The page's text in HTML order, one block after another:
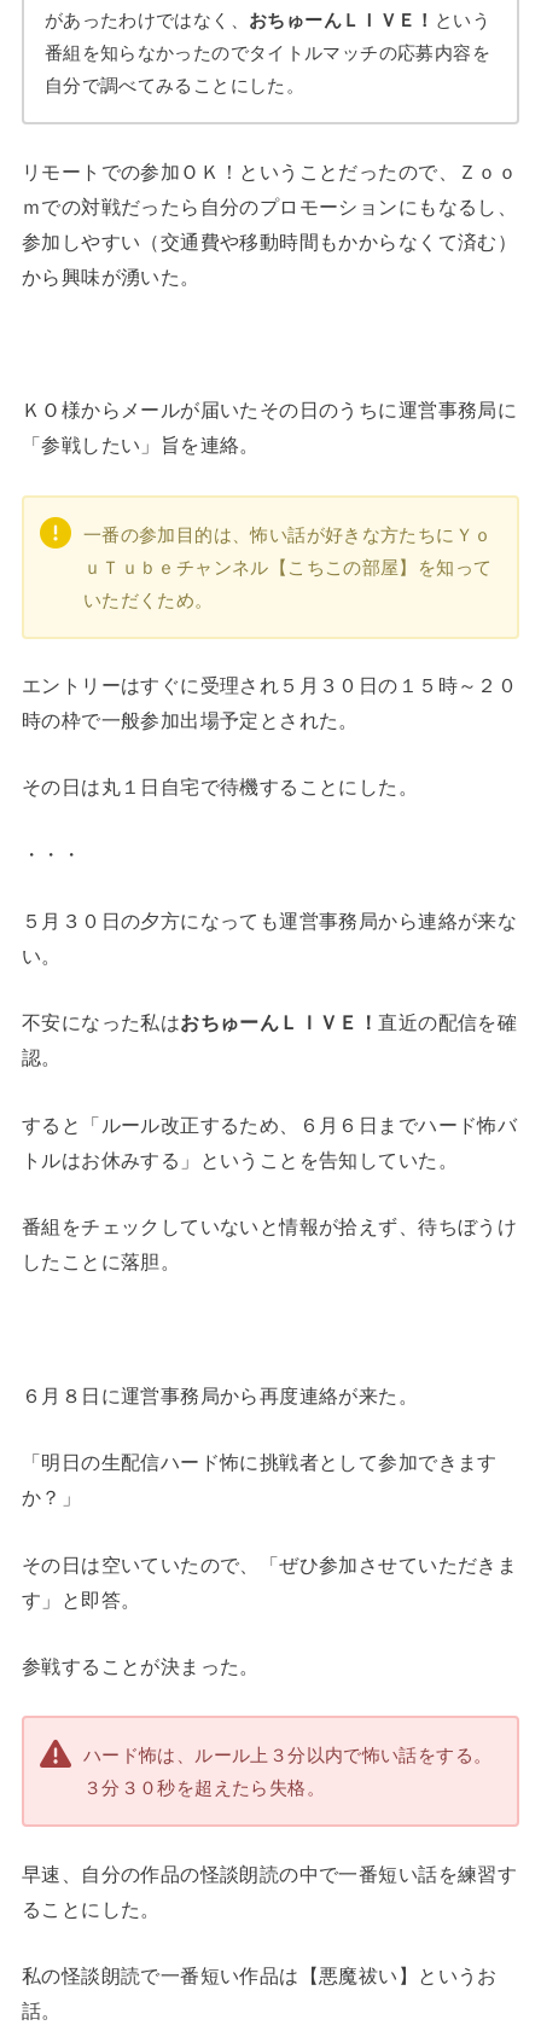
があったわけではなく、 おちゅーんＬＩＶＥ！ という
番組を知らなかったのでタイトルマッチの応募内容を
自分で調べてみることにした。
リモートでの参加ＯＫ！ということだったので、Ｚｏｏ
ｍでの対戦だったら自分のプロモーションにもなるし、
参加しやすい（交通費や移動時間もかからなくて済む）
から興味が湧いた。
ＫＯ様からメールが届いたその日のうちに運営事務局に
「参戦したい」旨を連絡。
一番の参加目的は、怖い話が好きな方たちにＹｏ
ｕＴｕｂｅチャンネル【こちこの部屋】を知って
いただくため。
エントリーはすぐに受理され５月３０日の１５時～２０
時の枠で一般参加出場予定とされた。
その日は丸１日自宅で待機することにした。
・・・
５月３０日の夕方になっても運営事務局から連絡が来な
い。
不安になった私はおちゅーんＬＩＶＥ！ 直近の配信を確
認。
すると「ルール改正するため、６月６日までハード怖バ
トルはお休みする」ということを告知していた。
番組をチェックしていないと情報が拾えず、待ちぼうけ
したことに落胆。
６月８日に運営事務局から再度連絡が来た。
「明日の生配信ハード怖に挑戦者として参加できます
か？」
その日は空いていたので、「ぜひ参加させていただきま
す」と即答。
参戦することが決まった。
ハード怖は、ルール上３分以内で怖い話をする。
３分３０秒を超えたら失格。
早速、自分の作品の怪談朗読の中で一番短い話を練習す
ることにした。
私の怪談朗読で一番短い作品は【悪魔祓い】というお
話。